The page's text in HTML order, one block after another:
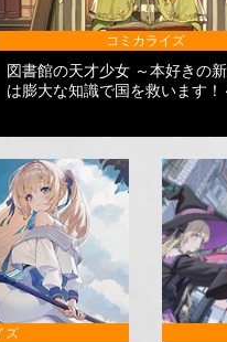
コミカライズ
図書館の天才少女 ～本好きの
は膨大な知識で国を救います！
ズ